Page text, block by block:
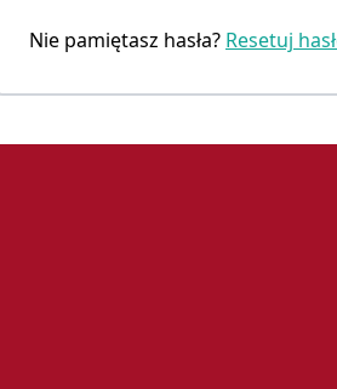
Nie pamiętasz hasła? Resetuj